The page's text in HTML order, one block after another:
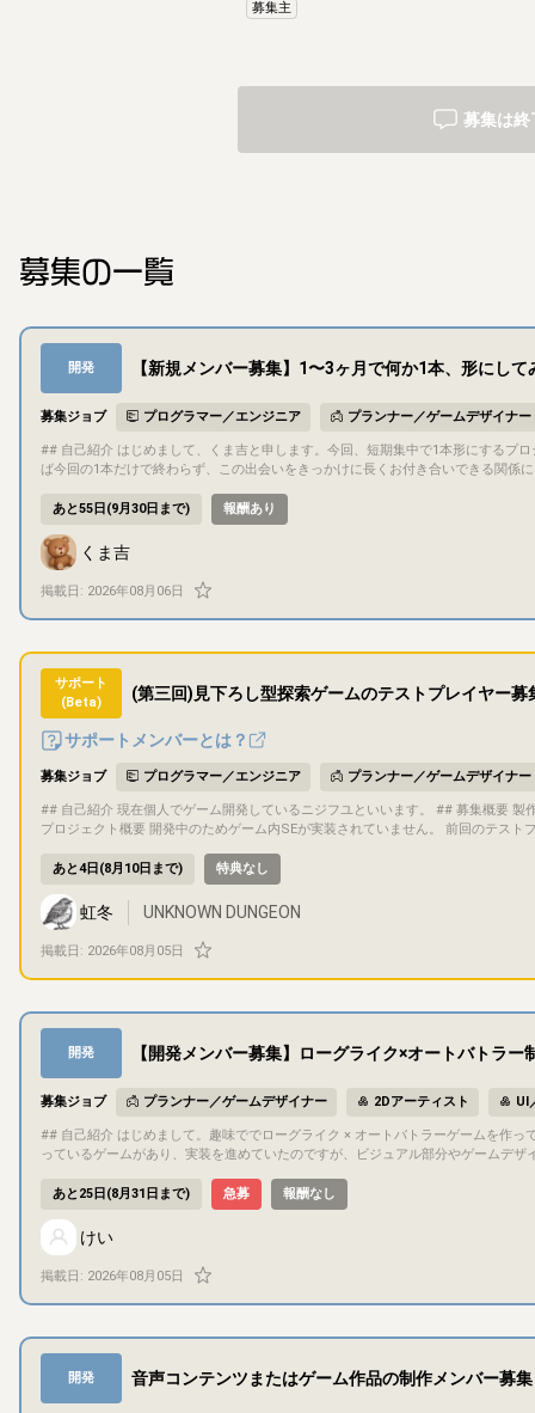
募集主
募集は終
募集の一覧
開発 【新規メンバー募集】1〜3ヶ月で何か1本、形にして
募集ジョブ プログラマー／エンジニア プランナー／ゲームデザイナー
## 自己紹介 はじめまして、くま吉と申します。今回、短期集中で1本形にするプロジェクトを立ち上げようと思い、一緒に作ってくれる方を探しています。できれ
ば今回の1本だけで終わらず、この出会いをきっかけに長くお付き合いできる関係に
プロジェクト期間中（1〜3ヶ月程度）継続してお付き合いいただける方を想定し
緒に考えられる方にはおすすめです - 今回の条件にぴったり合わなくても、気にな
プロジェクト概要 - タイトル：未定 - ジャンル：未定（応募者の得意分野に合わ
画白紙の段階（応募後、早い段階で一緒に固めていきます） - 「ゲーム」として
ど）でも構いません ## 目的・目標 遊びごたえがあり、ちゃんと売れるところまで仕上げることを目標にしています。完成後の販売先は制作物に応じて話し合って
決める予定です（ゲームならSteam、ゲーム以外なら他の販売サイトなど）。完
バー間の共同著作物として扱う予定です（持分や具体的な取り扱いは、参加が決
れ以外の得意分野をお持ちの方はもちろん、被っていても構いません。 - シナリオライター - プランナー/デバッガー - AIを使った画像生成（画像編集はできます） -
AIを使ったプログラミング、作曲、合成音声など ## コミュニケーション方法 基本的にDiscordでコミュニケーションを行います ドキュメントや進捗管理にはNoti
onを利用します 少しでも気になったら、お気軽にメッセージください。今回の条件にぴったり合わなくても大丈夫です。話してみたら意外と何か一緒にできるかも
しれないので、雑談ベースでも遠慮なくどうぞ。 最後まで読んでくれてありがと
あと55日(9月30日まで) 報酬あり
くま吉
掲載日: 2026年08月06日
サポート
(Beta)
(第三回)見下ろし型探索ゲームのテストプレイヤー募
サポートメンバーとは？
募集ジョブ プログラマー／エンジニア プランナー／ゲームデザイナー
## 自己紹介 現在個人でゲーム開発しているニジフユといいます。 ## 募集概要 製作中のゲームをゲームクリアまでプレイしてくださる方を募集しています。 ##
プロジェクト概要 開発中のためゲーム内SEが実装されていません。 前回のテストプレイからの変更点は以下の通りです。 ・BGMを追加しました。 ・ゲームのク
ごとのマップを固定化しました。 ・クリア評価を追加しました ・プレイヤーの初期体力と所持アイテムの所持数を変更しました。 ・近接攻撃の攻撃範囲を広くし
ました。 ・ライトの効果を明るくしました。 ・ライトの制限時間を短くしまし
た。 ・プレイヤーの移動速度を遅くしました。 ・マップの大きさを狭くしました。 ・敵や宝箱の配置を大きく変更しました。 ・隠しギミックを追加しました。 ・
敵のダメージ量と移動速度を変更しました。 ・ボスエネミーのダメージを変更しました ## 目的・目標 最終目標 steamでの販売。 今回のテストプレイ目
難易度調整。 ## ゲーム内容 攻略情報のないダンジョンを木の棒と魔法弾を駆使して攻略しましょう。 初期アイテムは回復アイテム3つだけですが、襲ってくる敵
を慎重に倒し先を目指しましょう。 ## サポート要望 グ―グルフォームに以下のことを入力していただきます。 ・クリアタイム ・クリア時の体力 ・挑戦回数 ## コ
ミュニケーション方法 こちらのサイトのチャット欄を活用させていただきます
あと4日(8月10日まで) 特典なし
虹冬 UNKNOWN DUNGEON
掲載日: 2026年08月05日
開発 【開発メンバー募集】ローグライク×オートバトラ
募集ジョブ プランナー／ゲームデザイナー 2Dアーティスト UI
## 自己紹介 はじめまして。趣味ででローグライク × オートバトラーゲームを作っている「けい」です。 普段はゲーム会社でエンジニアをやっています。 趣味で作
っているゲームがあり、実装を進めていたのですが、ビジュアル部分やゲームデ
ot (mono) / C# プラットフォーム：PC / Mobile 添付した画像の中に「バトル中
業 行っていただきたい作業は下記のような作業になります。 ・2Dアーティスト作業全般 ・ゲームデザイナー業務（ゲームの企画、基本仕様、システム仕様の決定
） すべてを一人で担っていただく前提ではありません。 下記のうち、興味のある部分がありましたらCAMPのメッセージ機能から是非ご応募ください。 ※ローグラ
イク、TFTといったオートチェスやオートバトラー等が好きな方を歓迎しています。 ・【2Dアーティスト】キャラクター：ドットキャラクターのスプライトと
メーション追加 ・【2Dアーティスト】アイコン：アイテム等のインゲーム部分
部分 ・【2Dアーティスト】エフェクト（VFX） バトル時のエフェクト作成 ・【ゲーム
あと25日(8月31日まで) 急募 報酬なし
けい
掲載日: 2026年08月05日
開発 音声コンテンツまたはゲーム作品の制作メンバー募集